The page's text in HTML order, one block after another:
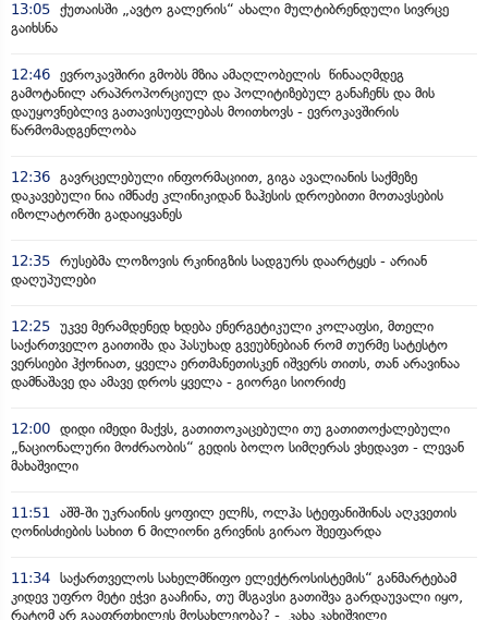
13:05 ქუთაისში „ავტო გალერის“ ახალი მულტიბრენდული სივრცე
გაიხსნა
12:46 ევროკავშირი გმობს მზია ამაღლობელის წინააღმდეგ
გამოტანილ არაპროპორციულ და პოლიტიზებულ განაჩენს და მის
დაუყოვნებლივ გათავისუფლებას მოითხოვს - ევროკავშირის
წარმომადგენლობა
12:36 გავრცელებული ინფორმაციით, გიგა ავალიანის საქმეზე
დაკავებული ნია იმნაძე კლინიკიდან ზაჰესის დროებითი მოთავსების
იზოლატორში გადაიყვანეს
12:35 რუსებმა ლოზოვის რკინიგზის სადგურს დაარტყეს - არიან
დაღუპულები
12:25 უკვე მერამდენედ ხდება ენერგეტიკული კოლაფსი, მთელი
საქართველო გაითიშა და პასუხად გვეუბნებიან რომ თურმე სატესტო
ვერსიები ჰქონიათ, ყველა ერთმანეთისკენ იშვერს თითს, თან არავინაა
დამნაშავე და ამავე დროს ყველა - გიორგი სიორიძე
12:00 დიდი იმედი მაქვს, გათითოკაცებული თუ გათითოქალებული
„ნაციონალური მოძრაობის“ გედის ბოლო სიმღერას ვხედავთ - ლევან
მახაშვილი
11:51
აშშ-ში უკრაინის ყოფილ ელჩს, ოლჰა სტეფანიშინას აღკვეთის
ღონისძიების სახით 6 მილიონი გრივნის გირაო შეეფარდა
11:34 საქართველოს სახელმწიფო ელექტროსისტემის“ განმარტებამ
კიდევ უფრო მეტი ეჭვი გააჩინა, თუ მსგავსი გათიშვა გარდაუვალი იყო,
რატომ არ გააფრთხილეს მოსახლეობა? - კახა კახიშვილი